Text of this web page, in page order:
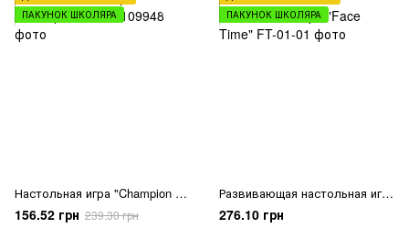
ПАКУНОК ШКОЛЯРА
Настольная игра "Champion Race"
156.52 грн 239.30 грн
ПАКУНОК ШКОЛЯРА
Развивающая настольная игра "Face Time"
276.10 грн